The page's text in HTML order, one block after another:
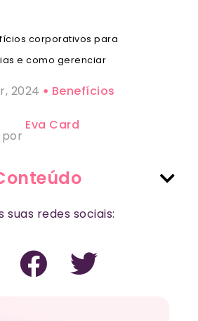
corporativos para
e como gerenciar
2024 Benefícios
por
Eva Card
redes sociais: